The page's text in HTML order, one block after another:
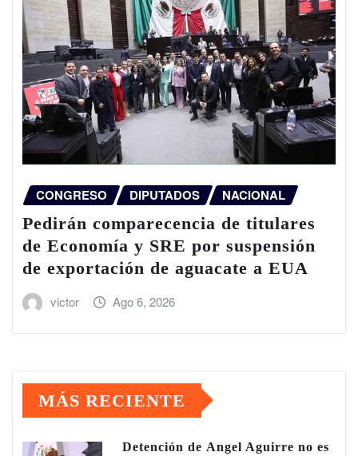
CONGRESO DIPUTADOS NACIONAL
Pedirán comparecencia de titulares
de Economía y SRE por suspensión
de exportación de aguacate a EUA
victor Ago 6, 2026
MÁS RECIENTE
Detención de Ángel Aguirre no es